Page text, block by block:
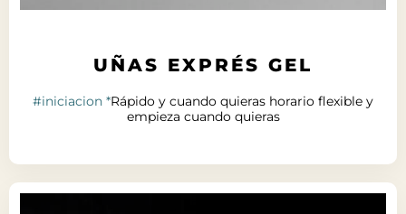
UÑAS EXPRÉS GEL
#iniciacion *Rápido y cuando quieras horario flexible y
empieza cuando quieras